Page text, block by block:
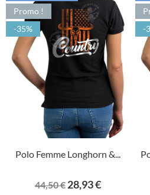
Polo Femme Longhorn &...
Prix
44,50 € Prix
28,93 €
Promo !
-35%
-